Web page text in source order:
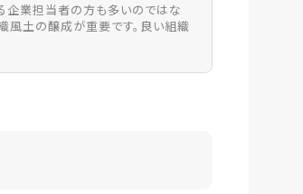
企業担当者の方も多いのではな
風土の醸成が重要です。良い組織